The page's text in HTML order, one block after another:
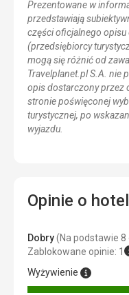
Prezentowane w
przedstawiają
części oficjalnego
(przedsiębiorcy
mogą się różnić od
Travelplanet.pl S.A. nie
opis dostarczony przez
stronie poświęconej
turystycznej, po
wyjazdu.
Opinie o
Dobry(Na podstawie 8
Zablokowane opinie: 1
Wyżywienie